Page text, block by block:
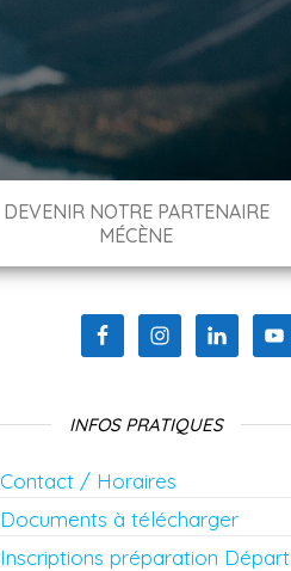
DEVENIR NOTRE PARTENAIRE
MÉCÈNE
INFOS PRATIQUES
Contact / Horaires
Documents à télécharger
Inscriptions préparation Départ